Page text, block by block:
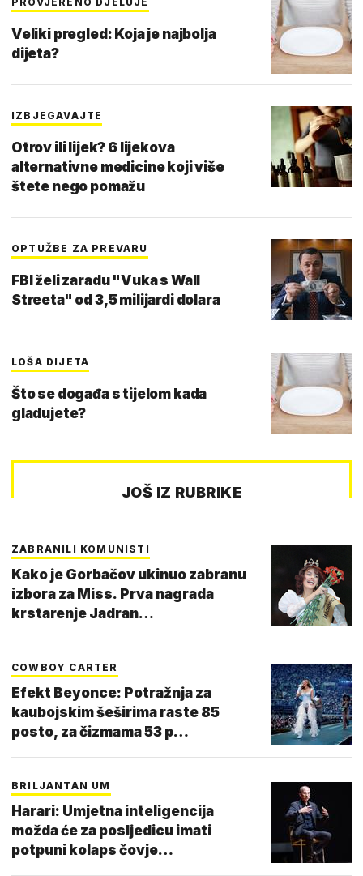
Veliki pregled: Koja je najbolja
dijeta?
IZBJEGAVAJTE
Otrov ili lijek? 6 lijekova
alternativne medicine koji više
štete nego pomažu
OPTUŽBE ZA PREVARU
FBI želi zaradu "Vuka s Wall
Streeta" od 3,5 milijardi dolara
LOŠA DIJETA
Što se događa s tijelom kada
gladujete?
JOŠ IZ RUBRIKE
ZABRANILI KOMUNISTI
Kako je Gorbačov ukinuo zabranu
izbora za Miss. Prva nagrada
krstarenje Jadran…
COWBOY CARTER
Efekt Beyonce: Potražnja za
kaubojskim šeširima raste 85
posto, za čizmama 53 p…
BRILJANTAN UM
Harari: Umjetna inteligencija
možda će za posljedicu imati
potpuni kolaps čovje…